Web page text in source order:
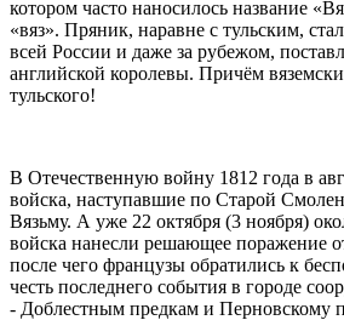
котором часто наносилось название
«вяз». Пряник, наравне с тульским,
всей России и даже за рубежом,
английской королевы. Причём
тульского!
В Отечественную войну 1812 года в
войска, наступавшие по Старой
Вязьму. А уже 22 октября (3 ноября)
войска нанесли решающее поражение
после чего французы обратились к
честь последнего события в городе
- Доблестным предкам и Перновскому